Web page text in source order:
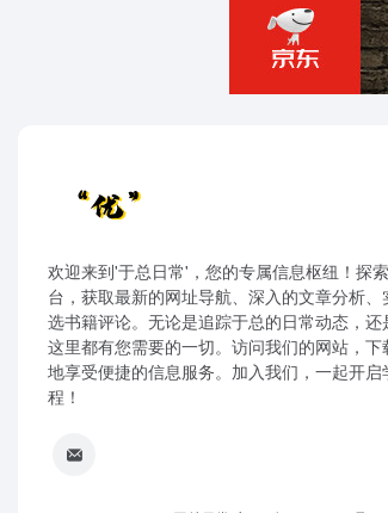
欢迎来到'于总日常'，您的专属信息枢纽！探
台，获取最新的网址导航、深入的文章分析
选书籍评论。无论是追踪于总的日常动态，还
这里都有您需要的一切。访问我们的网站，
地享受便捷的信息服务。加入我们，一起开
程！